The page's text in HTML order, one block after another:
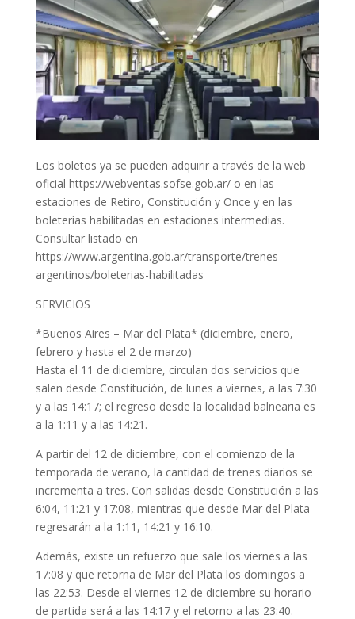
Los boletos ya se pueden adquirir a través de la web
oficial https://webventas.sofse.gob.ar/ o en las
estaciones de Retiro, Constitución y Once y en las
boleterías habilitadas en estaciones intermedias.
Consultar listado en
https://www.argentina.gob.ar/transporte/trenes-
argentinos/boleterias-habilitadas
SERVICIOS
*Buenos Aires – Mar del Plata* (diciembre, enero,
febrero y hasta el 2 de marzo)
Hasta el 11 de diciembre, circulan dos servicios que
salen desde Constitución, de lunes a viernes, a las 7:30
y a las 14:17; el regreso desde la localidad balnearia es
a la 1:11 y a las 14:21.
A partir del 12 de diciembre, con el comienzo de la
temporada de verano, la cantidad de trenes diarios se
incrementa a tres. Con salidas desde Constitución a las
6:04, 11:21 y 17:08, mientras que desde Mar del Plata
regresarán a la 1:11, 14:21 y 16:10.
Además, existe un refuerzo que sale los viernes a las
17:08 y que retorna de Mar del Plata los domingos a
las 22:53. Desde el viernes 12 de diciembre su horario
de partida será a las 14:17 y el retorno a las 23:40.